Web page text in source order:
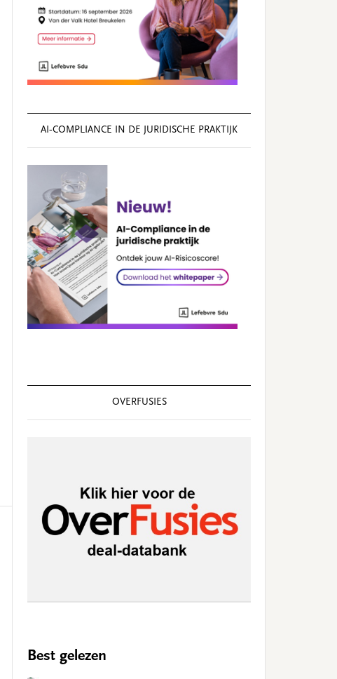
AI‑COMPLIANCE IN DE JURIDISCHE PRAKTIJK
OVERFUSIES
Best gelezen